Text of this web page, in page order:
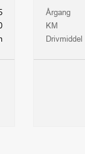
Årgang
KM
Drivmiddel